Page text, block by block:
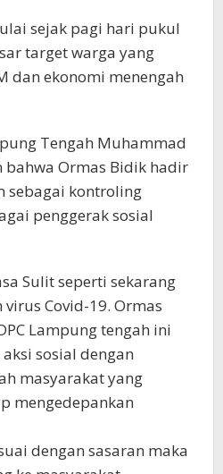
sejak pagi hari pukul
target warga yang
dan ekonomi menengah
Tengah Muhammad
bahwa Ormas Bidik hadir
sebagai kontroling
penggerak sosial
Sulit seperti sekarang
Covid-19. Ormas
Lampung tengah ini
sosial dengan
masyarakat yang
mengedepankan
dengan sasaran maka